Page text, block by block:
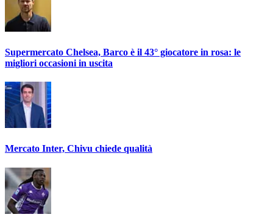
Supermercato Chelsea, Barco è il 43° giocatore in rosa: le
migliori occasioni in uscita
Mercato Inter, Chivu chiede qualità